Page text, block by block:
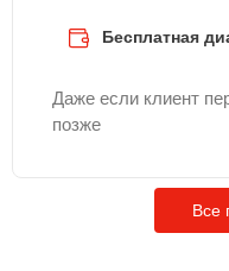
Бесплатная
Даже если клиент
позже
Все